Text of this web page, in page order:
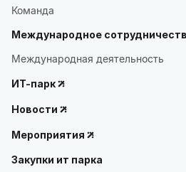
Команда
Международное
Международная деятельность
ИТ-парк
Новости
Мероприятия
Закупки ит парка